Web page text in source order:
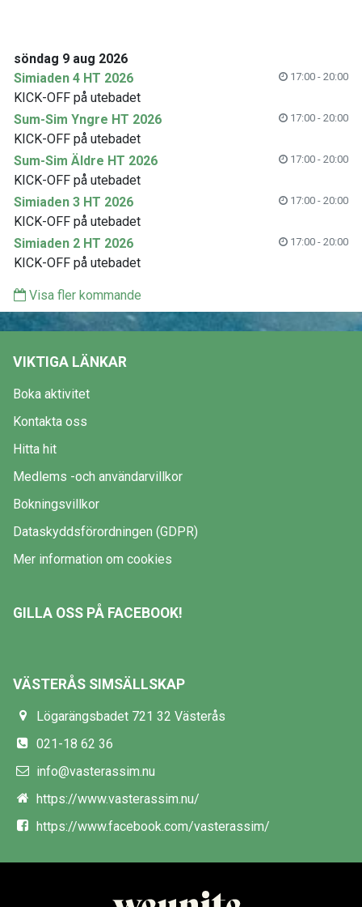
söndag 9 aug 2026
Simiaden 4 HT 2026
17:00 - 20:00
KICK-OFF på utebadet
Sum-Sim Yngre HT 2026
17:00 - 20:00
KICK-OFF på utebadet
Sum-Sim Äldre HT 2026
17:00 - 20:00
KICK-OFF på utebadet
Simiaden 3 HT 2026
17:00 - 20:00
KICK-OFF på utebadet
Simiaden 2 HT 2026
17:00 - 20:00
KICK-OFF på utebadet
Visa fler kommande
VIKTIGA LÄNKAR
Boka aktivitet
Kontakta oss
Hitta hit
Medlems -och användarvillkor
Bokningsvillkor
Dataskyddsförordningen (GDPR)
Mer information om cookies
GILLA OSS PÅ FACEBOOK!
VÄSTERÅS SIMSÄLLSKAP
Lögarängsbadet 721 32 Västerås
021-18 62 36
info@vasterassim.nu
https://www.vasterassim.nu/
https://www.facebook.com/vasterassim/